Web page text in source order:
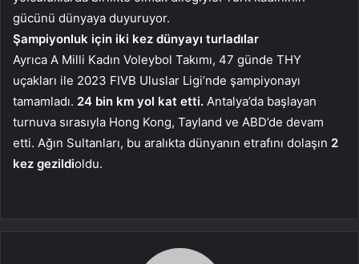
gücünü dünyaya duyuruyor.
Şampiyonluk için iki kez dünyayı turladılar
Ayrıca A Milli Kadın Voleybol Takımı, 47 günde THY
uçakları ile 2023 FIVB Uluslar Ligi’nde şampiyonayı
tamamladı. 24 bin km yol kat etti. Antalya’da başlayan
turnuva sırasıyla Hong Kong, Tayland ve ABD’de devam
etti. Ağın Sultanları, bu aralıkta dünyanın etrafını dolaşın 2
kez gezildioldu.